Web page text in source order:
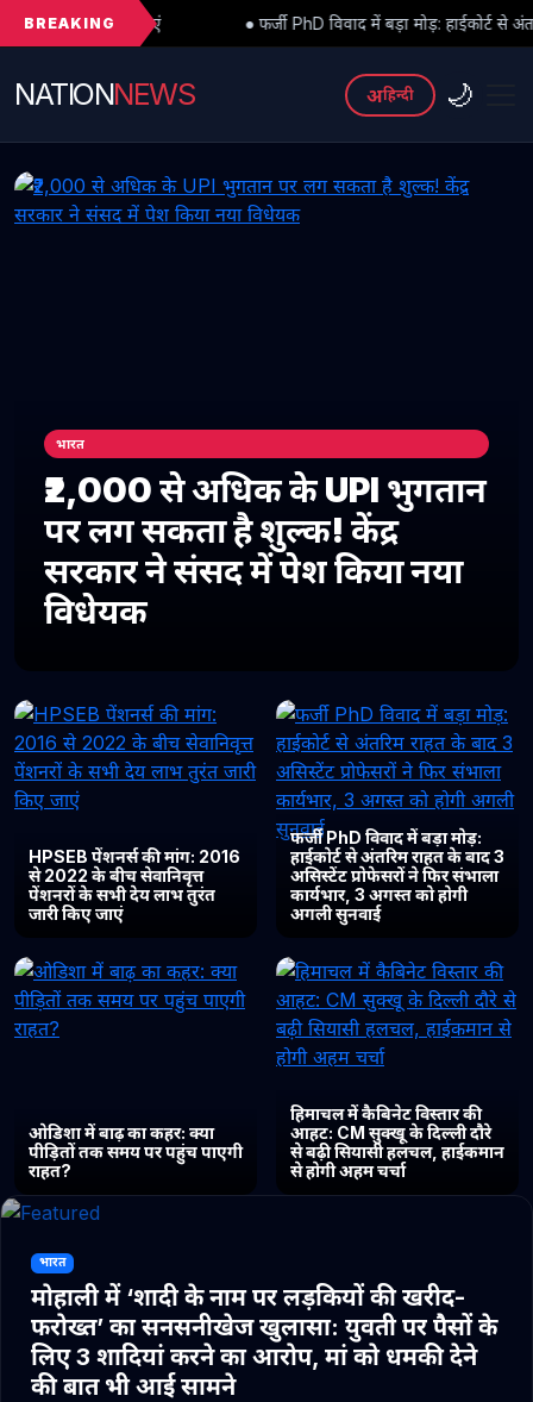
BREAKING
जाएं ● फर्जी PhD विवाद में बड़ा मोड़: हाईकोर्ट से अंतरिम राहत के
NATIONNEWS अहिन्दी 🌙
भारत
₹2,000 से अधिक के UPI भुगतान
पर लग सकता है शुल्क! केंद्र
सरकार ने संसद में पेश किया नया
विधेयक
HPSEB पेंशनर्स की मांग: 2016
से 2022 के बीच सेवानिवृत्त
पेंशनरों के सभी देय लाभ तुरंत
जारी किए जाएं
फर्जी PhD विवाद में बड़ा मोड़:
हाईकोर्ट से अंतरिम राहत के बाद 3
असिस्टेंट प्रोफेसरों ने फिर संभाला
कार्यभार, 3 अगस्त को होगी
अगली सुनवाई
ओडिशा में बाढ़ का कहर: क्या
पीड़ितों तक समय पर पहुंच पाएगी
राहत?
हिमाचल में कैबिनेट विस्तार की
आहट: CM सुक्खू के दिल्ली दौरे
से बढ़ी सियासी हलचल, हाईकमान
से होगी अहम चर्चा
भारत
मोहाली में ‘शादी के नाम पर लड़कियों की खरीद-
फरोख्त’ का सनसनीखेज खुलासा: युवती पर पैसों के
लिए 3 शादियां करने का आरोप, मां को धमकी देने
की बात भी आई सामने